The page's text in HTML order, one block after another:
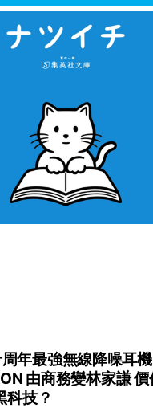
年最強無線降噪耳
由商務變林家謙
科技？